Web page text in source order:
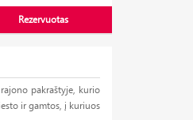
medžiagos.
su visuomeninio
susisiekimas, bet ir
Rezervuotas
pakraštyje, kurio
ir gamtos, į kuriuos